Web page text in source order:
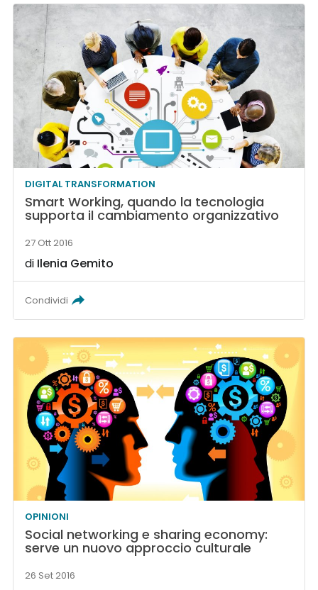
DIGITAL TRANSFORMATION
Smart Working, quando la tecnologia
supporta il cambiamento organizzativo
27 Ott 2016
di Ilenia Gemito
Condividi
OPINIONI
Social networking e sharing economy:
serve un nuovo approccio culturale
26 Set 2016